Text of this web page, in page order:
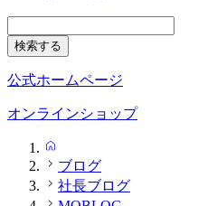
公式ホームページ
オンラインショップ
ブログ
社長ブログ